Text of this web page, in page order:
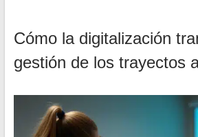
Cómo la digitalización
gestión de los trayectos